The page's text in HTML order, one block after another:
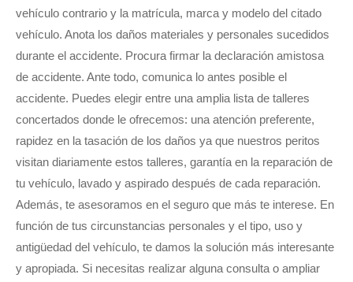
vehículo contrario y la matrícula, marca y modelo del citado
vehículo. Anota los daños materiales y personales sucedidos
durante el accidente. Procura firmar la declaración amistosa
de accidente. Ante todo, comunica lo antes posible el
accidente. Puedes elegir entre una amplia lista de talleres
concertados donde le ofrecemos: una atención preferente,
rapidez en la tasación de los daños ya que nuestros peritos
visitan diariamente estos talleres, garantía en la reparación de
tu vehículo, lavado y aspirado después de cada reparación.
Además, te asesoramos en el seguro que más te interese. En
función de tus circunstancias personales y el tipo, uso y
antigüedad del vehículo, te damos la solución más interesante
y apropiada. Si necesitas realizar alguna consulta o ampliar